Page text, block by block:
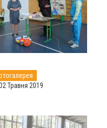
Травня 2019